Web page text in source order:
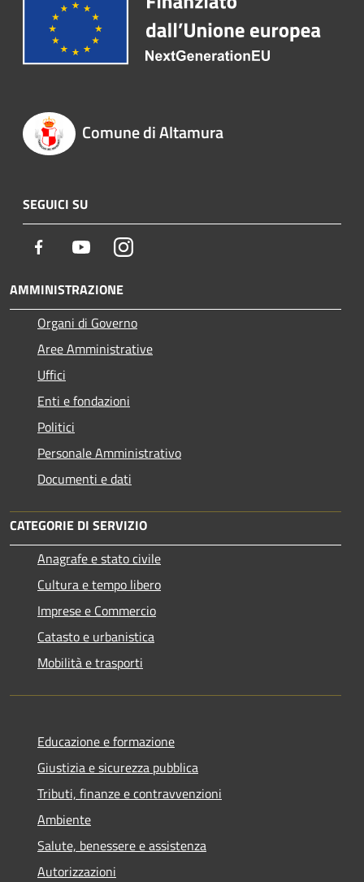
Comune di Altamura
SEGUICI SU
Facebook YoutubeInstagram
AMMINISTRAZIONE
Organi di Governo
Aree Amministrative
Uffici
Enti e fondazioni
Politici
Personale Amministrativo
Documenti e dati
CATEGORIE DI SERVIZIO
Anagrafe e stato civile
Cultura e tempo libero
Imprese e Commercio
Catasto e urbanistica
Mobilità e trasporti
Educazione e formazione
Giustizia e sicurezza pubblica
Tributi, finanze e contravvenzioni
Ambiente
Salute, benessere e assistenza
Autorizzazioni